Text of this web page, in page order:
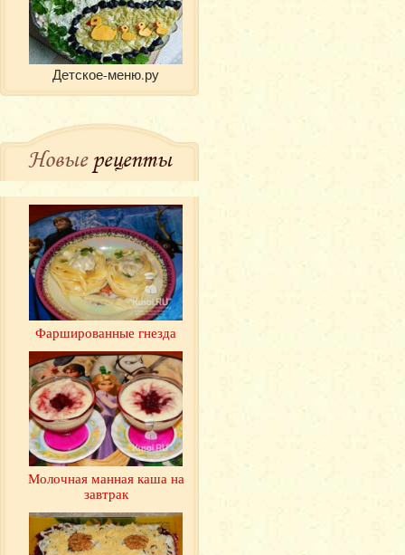
Детское-меню.ру
Новыерецепты
Фаршированные гнезда
Молочная манная каша на
завтрак